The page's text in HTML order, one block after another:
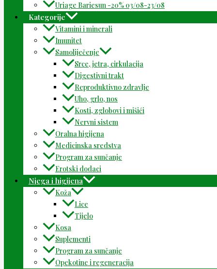
Uriage Bariesun -20% 03/08-23/08
Kategorije
Vitamini i minerali
Imunitet
Samoliječenje
Srce, jetra, cirkulacija
Digestivni trakt
Reproduktivno zdravlje
Uho, grlo, nos
Kosti, zglobovi i mišići
Nervni sistem
Oralna higijena
Medicinska sredstva
Program za sunčanje
Erotski dodaci
Njega i higijena
Koža
Lice
Tijelo
Kosa
Suplementi
Program za sunčanje
Opekotine i regeneracija